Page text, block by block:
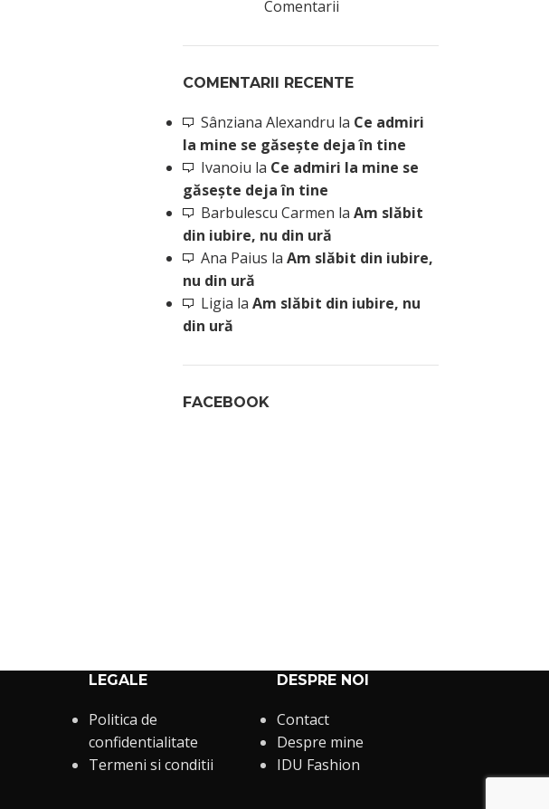
Comentarii
COMENTARII RECENTE
Sânziana Alexandru la Ce admiri
la mine se găsește deja în tine
Ivanoiu la Ce admiri la mine se
găsește deja în tine
Barbulescu Carmen la Am slăbit
din iubire, nu din ură
Ana Paius la Am slăbit din iubire,
nu din ură
Ligia la Am slăbit din iubire, nu
din ură
FACEBOOK
LEGALE
Politica de
confidentialitate
Termeni si conditii
DESPRE NOI
Contact
Despre mine
IDU Fashion